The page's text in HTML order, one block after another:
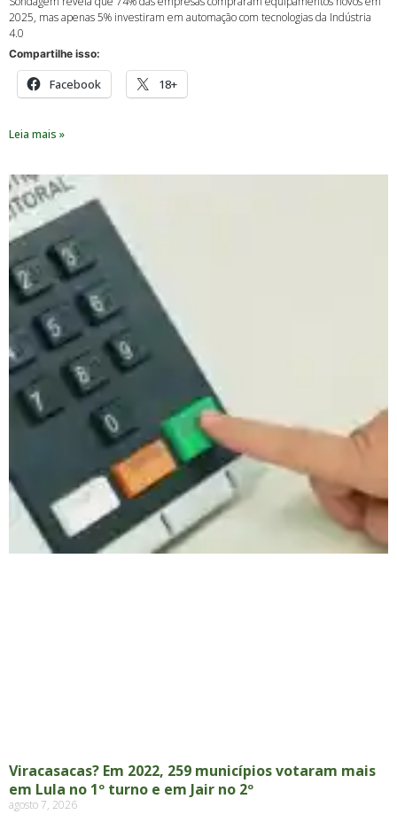
2025, mas apenas 5% investiram em automação com tecnologias da Indústria
4.0
Compartilhe isso:
Facebook 18+
Leia mais »
Viracasacas? Em 2022, 259 municípios votaram mais
em Lula no 1º turno e em Jair no 2º
agosto 7, 2026